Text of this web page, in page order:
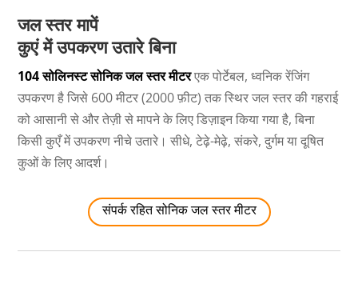
जल स्तर मापें
कुएं में उपकरण उतारे बिना
104 सोलिनस्ट सोनिक जल स्तर मीटरएक पोर्टेबल, ध्वनिक रेंजिंग
उपकरण है जिसे 600 मीटर (2000 फ़ीट) तक स्थिर जल स्तर की गहराई
को आसानी से और तेज़ी से मापने के लिए डिज़ाइन किया गया है, बिना
किसी कुएँ में उपकरण नीचे उतारे। सीधे, टेढ़े-मेढ़े, संकरे, दुर्गम या दूषित
कुओं के लिए आदर्श।
संपर्क रहित सोनिक जल स्तर मीटर